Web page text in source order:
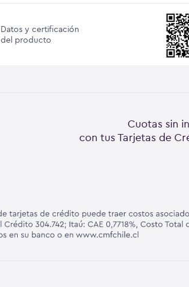
Datos y certificación
del producto
Cuotas sin
con tus Tarjetas de